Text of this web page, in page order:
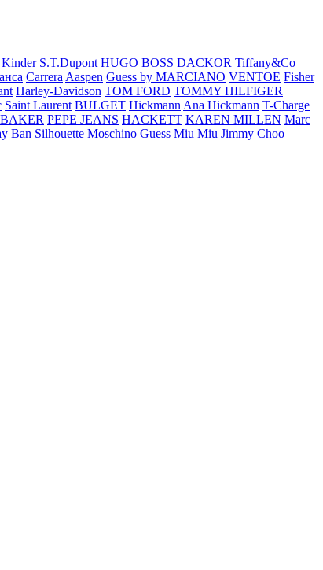
S.T.Dupont HUGO BOSS DACKOR Tiffany&Co
Carrera Aaspen Guess by MARCIANO VENTOE Fisher
Harley-Davidson TOM FORD TOMMY HILFIGER
Saint Laurent BULGET Hickmann Ana Hickmann T-Charge
PEPE JEANS HACKETT KAREN MILLEN Marc
Ban Silhouette Moschino Guess Miu Miu Jimmy Choo